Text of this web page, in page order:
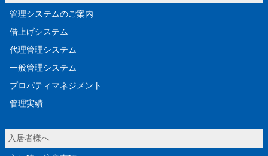
管理システムのご案内
借上げシステム
代理管理システム
一般管理システム
プロパティマネジメント
管理実績
入居者様へ